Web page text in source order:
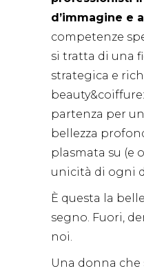
d’immagine e
competenze
si tratta di una
strategica e
partenza per
bellezza
plasmata su (e
unicità di ogni
È questa la
segno. Fuori,
noi.
Una donna che